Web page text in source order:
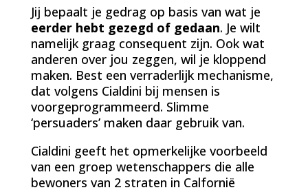
Jij bepaalt je gedrag op basis van wat je
eerder hebt gezegd of gedaan. Je wilt
namelijk graag consequent zijn. Ook wat
anderen over jou zeggen, wil je kloppend
maken. Best een verraderlijk mechanisme,
dat volgens Cialdini bij mensen is
voorgeprogrammeerd. Slimme
‘persuaders’ maken daar gebruik van.
Cialdini geeft het opmerkelijke voorbeeld
van een groep wetenschappers die alle
bewoners van 2 straten in Calfornië